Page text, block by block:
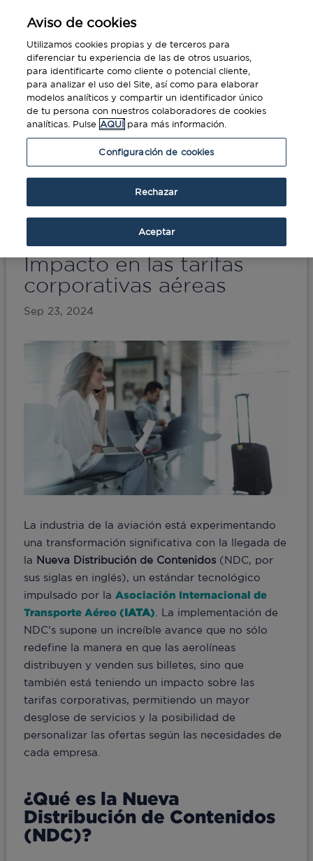
Portada»Nueva Distribución de Contenidos
(NDC): Impacto en las tarifas corporativas
Nueva Distribución de
Contenidos (NDC):
Impacto en las tarifas
corporativas aéreas
Sep 23, 2024
La industria de la aviación está experimentando
una transformación significativa con la llegada de
la Nueva Distribución de Contenidos(NDC, por
sus siglas en inglés), un estándar tecnológico
impulsado por la Asociación Internacional de
Transporte Aéreo (IATA) . La implementación de
NDC’s supone un increíble avance que no sólo
redefine la manera en que las aerolíneas
distribuyen y venden sus billetes, sino que
también está teniendo un impacto sobre las
tarifas corporativas, permitiendo un mayor
desglose de servicios y la posibilidad de
personalizar las ofertas según las necesidades de
cada empresa.
¿Qué es la Nueva
Distribución de Contenidos
(NDC)?
Aviso de cookies
Utilizamos cookies propias y de terceros para
diferenciar tu experiencia de las de otros usuarios,
para identificarte como cliente o potencial cliente,
para analizar el uso del Site, así como para elaborar
modelos analíticos y compartir un identificador único
de tu persona con nuestros colaboradores de cookies
analíticas. Pulse AQUÍ para más información.
Configuración de cookies
Rechazar
Aceptar